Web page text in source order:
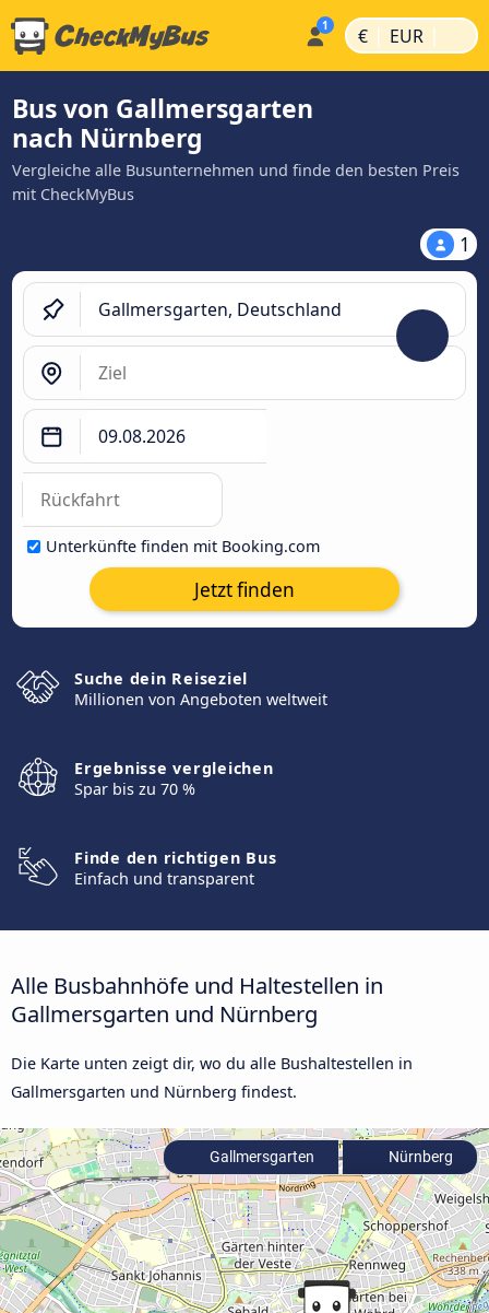
€ | EUR |
Bus von Gallmersgarten
nach Nürnberg
Vergleiche alle Busunternehmen und finde den besten Preis
mit CheckMyBus
1
Unterkünfte finden mit Booking.com
Jetzt finden
Suche dein Reiseziel
Millionen von Angeboten weltweit
Ergebnisse vergleichen
Spar bis zu 70 %
Finde den richtigen Bus
Einfach und transparent
Alle Busbahnhöfe und Haltestellen in
Gallmersgarten und Nürnberg
Die Karte unten zeigt dir, wo du alle Bushaltestellen in
Gallmersgarten und Nürnberg findest.
Gallmersgarten Nürnberg